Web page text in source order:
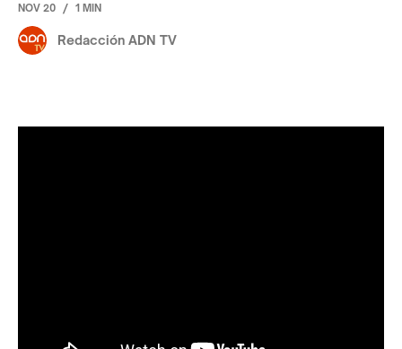
NOV 20 / 1 MIN
Redacción ADN TV